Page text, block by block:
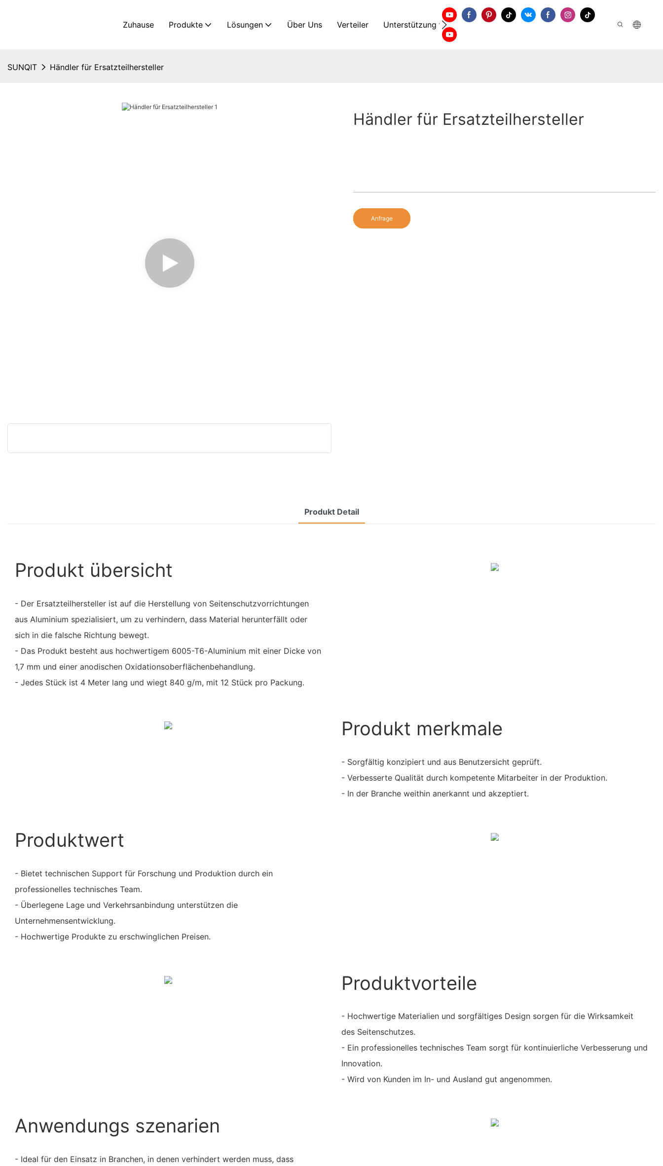
Zuhause Produkte Lösungen Über Uns Verteiler Unterstützung Kontaktieren Sie Uns
SUNQIT Händler für Ersatzteilhersteller
Händler für Ersatzteilhersteller
Anfrage
Produkt Detail
Produkt übersicht
- Der Ersatzteilhersteller ist auf die Herstellung von Seitenschutzvorrichtungen
aus Aluminium spezialisiert, um zu verhindern, dass Material herunterfällt oder
sich in die falsche Richtung bewegt.
- Das Produkt besteht aus hochwertigem 6005-T6-Aluminium mit einer Dicke von
1,7 mm und einer anodischen Oxidationsoberflächenbehandlung.
- Jedes Stück ist 4 Meter lang und wiegt 840 g/m, mit 12 Stück pro Packung.
Produkt merkmale
- Sorgfältig konzipiert und aus Benutzersicht geprüft.
- Verbesserte Qualität durch kompetente Mitarbeiter in der Produktion.
- In der Branche weithin anerkannt und akzeptiert.
Produktwert
- Bietet technischen Support für Forschung und Produktion durch ein
professionelles technisches Team.
- Überlegene Lage und Verkehrsanbindung unterstützen die
Unternehmensentwicklung.
- Hochwertige Produkte zu erschwinglichen Preisen.
Produktvorteile
- Hochwertige Materialien und sorgfältiges Design sorgen für die Wirksamkeit
des Seitenschutzes.
- Ein professionelles technisches Team sorgt für kontinuierliche Verbesserung und
Innovation.
- Wird von Kunden im In- und Ausland gut angenommen.
Anwendungs szenarien
- Ideal für den Einsatz in Branchen, in denen verhindert werden muss, dass